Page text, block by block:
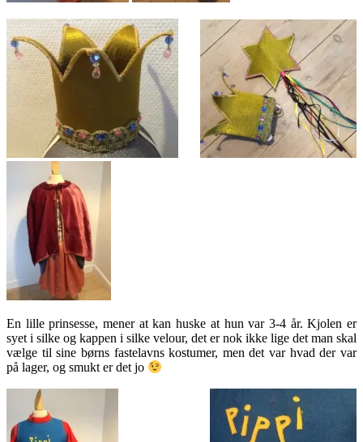
En lille prinsesse, mener at kan huske at hun var 3-4 år. Kjolen er
syet i silke og kappen i silke velour, det er nok ikke lige det man skal
vælge til sine børns fastelavns kostumer, men det var hvad der var
på lager, og smukt er det jo